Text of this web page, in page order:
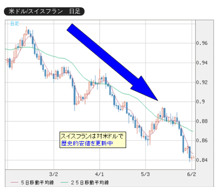
米ドル/スイスフラン 日足